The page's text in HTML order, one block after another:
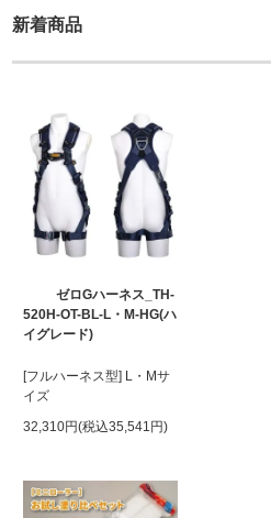
新着商品
ゼロGハーネス_TH-
520H-OT-BL-L・M-HG(ハ
イグレード)
[フルハーネス型] L・Mサ
イズ
32,310円(税込35,541円)